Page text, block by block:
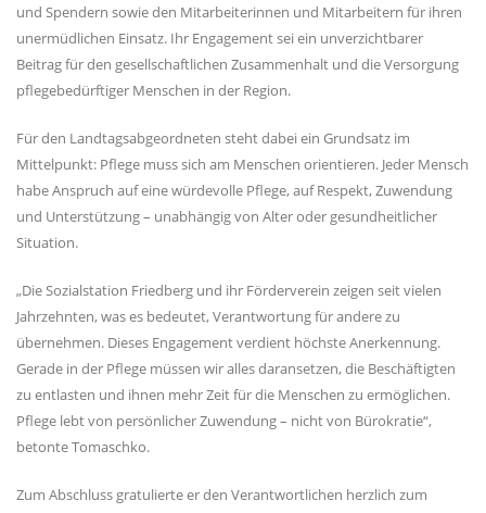
und Spendern sowie den Mitarbeiterinnen und Mitarbeitern für ihren
unermüdlichen Einsatz. Ihr Engagement sei ein unverzichtbarer
Beitrag für den gesellschaftlichen Zusammenhalt und die Versorgung
pflegebedürftiger Menschen in der Region.
Für den Landtagsabgeordneten steht dabei ein Grundsatz im
Mittelpunkt: Pflege muss sich am Menschen orientieren. Jeder Mensch
habe Anspruch auf eine würdevolle Pflege, auf Respekt, Zuwendung
und Unterstützung – unabhängig von Alter oder gesundheitlicher
Situation.
Die Sozialstation Friedberg und ihr Förderverein zeigen seit vielen
Jahrzehnten, was es bedeutet, Verantwortung für andere zu
übernehmen. Dieses Engagement verdient höchste Anerkennung.
Gerade in der Pflege müssen wir alles daransetzen, die Beschäftigten
zu entlasten und ihnen mehr Zeit für die Menschen zu ermöglichen.
Pflege lebt von persönlicher Zuwendung – nicht von Bürokratie“,
betonte Tomaschko.
Zum Abschluss gratulierte er den Verantwortlichen herzlich zum